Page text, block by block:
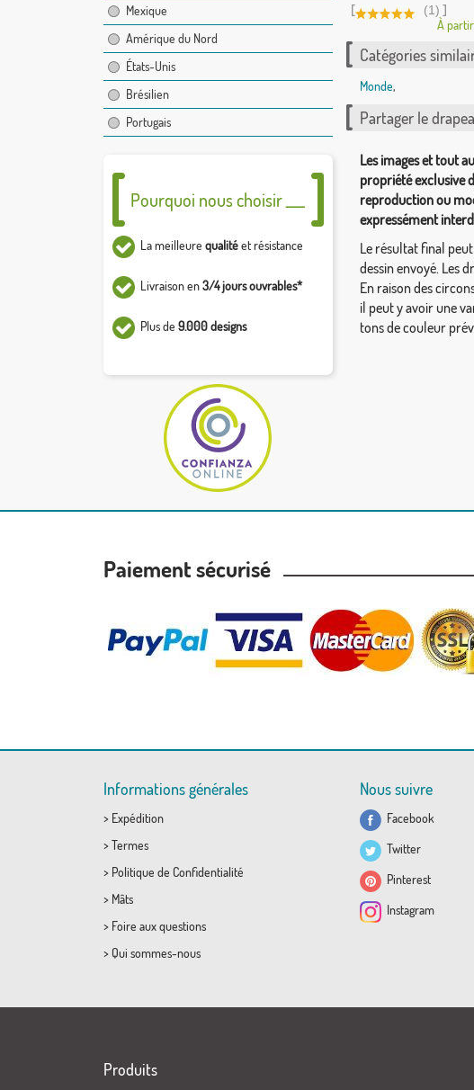
Mexique
Amérique du Nord
États-Unis
Brésilien
Portugais
Pourquoi nous choisir ___
La meilleure qualitéet résistance
Livraison en3/4 jours ouvrables*
Plus de 9.000 designs
[ (1) ]
À partir
Catégories
Monde,
Partager le
Les images et tout
propriété exclusive
reproduction ou
expressément
Le résultat final
dessin envoyé. Les
En raison des
il peut y avoir une
tons de couleur
Paiement sécurisé
Informations générales
> Expédition
> Termes
> Politique de Confidentialité
> Mâts
> Foire aux questions
> Qui sommes-nous
Nous suivre
Facebook
Twitter
Pinterest
Instagram
Produits